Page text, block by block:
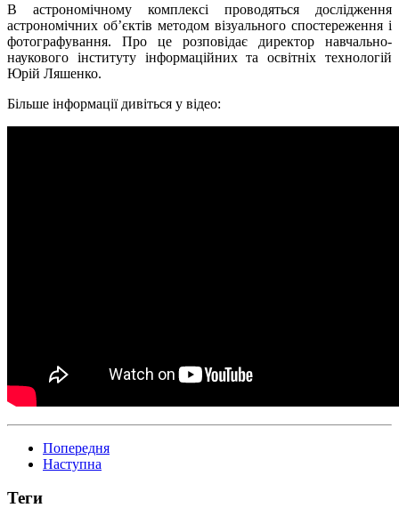
В астрономічному комплексі проводяться дослідження
астрономічних об’єктів методом візуального спостереження і
фотографування. Про це розповідає директор навчально-
наукового інституту інформаційних та освітніх технологій
Юрій Ляшенко.
Більше інформації дивіться у відео:
Попередня
Наступна
Теги